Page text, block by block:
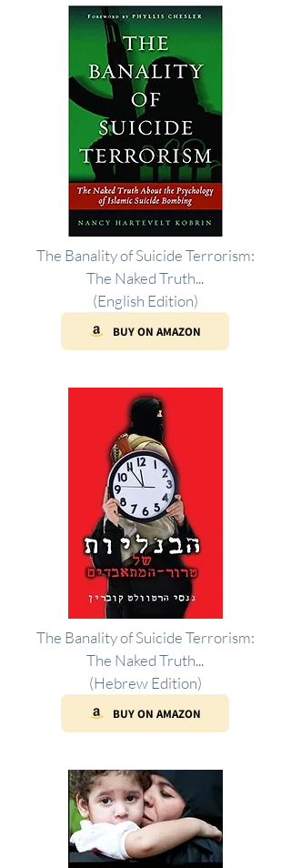
The Banality of Suicide Terrorism:
The Naked Truth...
(English Edition)
BUY ON AMAZON
The Banality of Suicide Terrorism:
The Naked Truth...
(Hebrew Edition)
BUY ON AMAZON